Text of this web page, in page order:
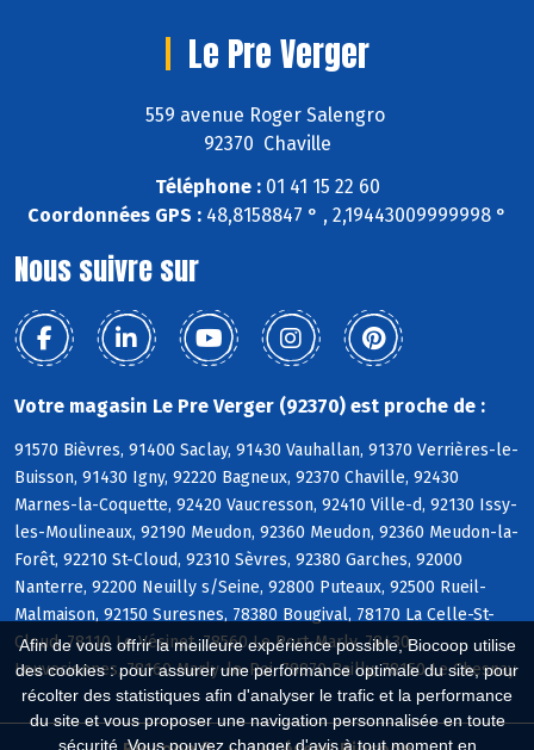
Afin de vous offrir la meilleure expérience possible, Biocoop utilise
des cookies : pour assurer une performance optimale du site, pour
récolter des statistiques afin d'analyser le trafic et la performance
du site et vous proposer une navigation personnalisée en toute
sécurité. Vous pouvez changer d'avis à tout moment en
Le Pre Verger
559 avenue Roger Salengro
92370 Chaville
Téléphone :01 41 15 22 60
Coordonnées GPS : 48,8158847 ° , 2,19443009999998 °
Nous suivre sur
Votre magasin Le Pre Verger (92370) est proche de :
91570 Bièvres, 91400 Saclay, 91430 Vauhallan, 91370 Verrières-le-
Buisson, 91430 Igny, 92220 Bagneux, 92370 Chaville, 92430
Marnes-la-Coquette, 92420 Vaucresson, 92410 Ville-d, 92130 Issy-
les-Moulineaux, 92190 Meudon, 92360 Meudon, 92360 Meudon-la-
Forêt, 92210 St-Cloud, 92310 Sèvres, 92380 Garches, 92000
Nanterre, 92200 Neuilly s/Seine, 92800 Puteaux, 92500 Rueil-
Malmaison, 92150 Suresnes, 78380 Bougival, 78170 La Celle-St-
Cloud, 78110 Le Vésinet, 78560 Le Port-Marly, 78430
Louveciennes, 78160 Marly-le-Roi, 78870 Bailly, 78150 Le Chesnay